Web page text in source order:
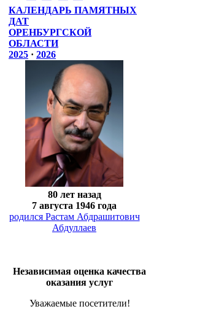
КАЛЕНДАРЬ ПАМЯТНЫХ
ДАТ
ОРЕНБУРГСКОЙ
ОБЛАСТИ
2025 · 2026
80 лет назад
7 августа 1946 года
родился Растам Абдрашитович
Абдуллаев
Независимая оценка качества
оказания услуг
Уважаемые посетители!